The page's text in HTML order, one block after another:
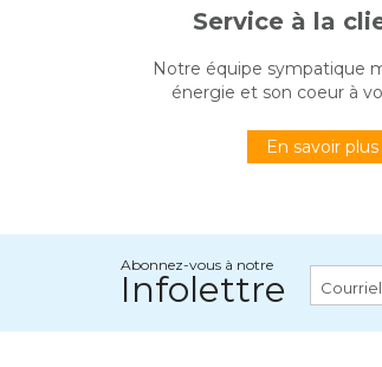
Service à la
Notre équipe sympatique
énergie et son coeur à
En savoir plus
Abonnez-vous à notre
Infolettre